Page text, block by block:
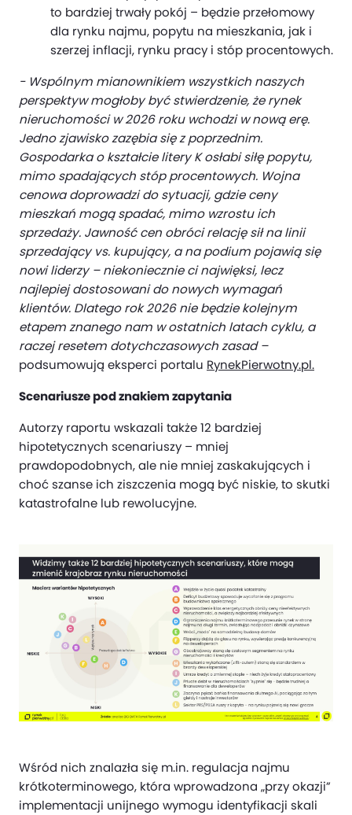
to bardziej trwały pokój – będzie przełomowy
dla rynku najmu, popytu na mieszkania, jak i
szerzej inflacji, rynku pracy i stóp procentowych.
- Wspólnym mianownikiem wszystkich naszych
perspektyw mogłoby być stwierdzenie, że rynek
nieruchomości w 2026 roku wchodzi w nową erę.
Jedno zjawisko zazębia się z poprzednim.
Gospodarka o kształcie litery K osłabi siłę popytu,
mimo spadających stóp procentowych. Wojna
cenowa doprowadzi do sytuacji, gdzie ceny
mieszkań mogą spadać, mimo wzrostu ich
sprzedaży. Jawność cen obróci relację sił na linii
sprzedający vs. kupujący, a na podium pojawią się
nowi liderzy – niekoniecznie ci najwięksi, lecz
najlepiej dostosowani do nowych wymagań
klientów. Dlatego rok 2026 nie będzie kolejnym
etapem znanego nam w ostatnich latach cyklu, a
raczej resetem dotychczasowych zasad –
podsumowują eksperci portalu RynekPierwotny.pl.
Scenariusze pod znakiem zapytania
Autorzy raportu wskazali także 12 bardziej
hipotetycznych scenariuszy – mniej
prawdopodobnych, ale nie mniej zaskakujących i
choć szanse ich ziszczenia mogą być niskie, to skutki
katastrofalne lub rewolucyjne.
Wśród nich znalazła się m.in. regulacja najmu
krótkoterminowego, która wprowadzona „przy okazji”
implementacji unijnego wymogu identyfikacji skali